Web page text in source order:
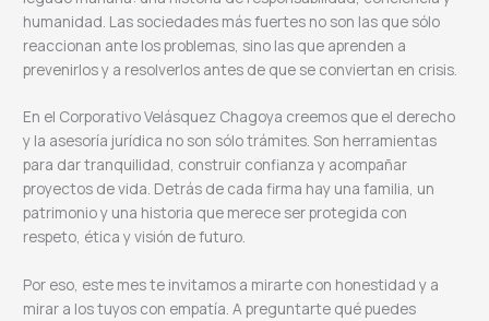
humanidad. Las sociedades más fuertes no son las que sólo
reaccionan ante los problemas, sino las que aprenden a
prevenirlos y a resolverlos antes de que se conviertan en crisis.
En el Corporativo Velásquez Chagoya creemos que el derecho
y la asesoría jurídica no son sólo trámites. Son herramientas
para dar tranquilidad, construir confianza y acompañar
proyectos de vida. Detrás de cada firma hay una familia, un
patrimonio y una historia que merece ser protegida con
respeto, ética y visión de futuro.
Por eso, este mes te invitamos a mirarte con honestidad y a
mirar a los tuyos con empatía. A preguntarte qué puedes